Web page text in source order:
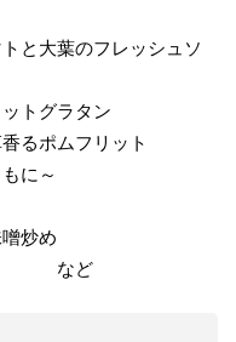
と大葉のフレッシュソ
トグラタン
るポムフリット
に～
炒め
など